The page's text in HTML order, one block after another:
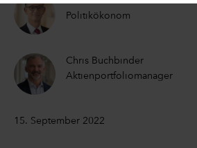
Politikökonom
Chris Buchbinder
Aktienportfoliomanager
15. September 2022